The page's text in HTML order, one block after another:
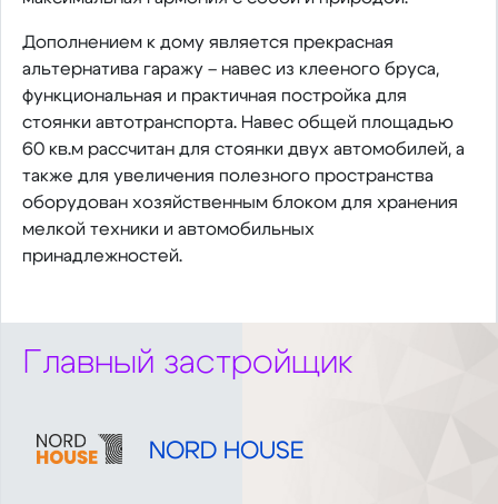
Дополнением к дому является прекрасная
альтернатива гаражу – навес из клееного бруса,
функциональная и практичная постройка для
стоянки автотранспорта. Навес общей площадью
60 кв.м рассчитан для стоянки двух автомобилей, а
также для увеличения полезного пространства
оборудован хозяйственным блоком для хранения
мелкой техники и автомобильных
принадлежностей.
Главный застройщик
NORD HOUSE